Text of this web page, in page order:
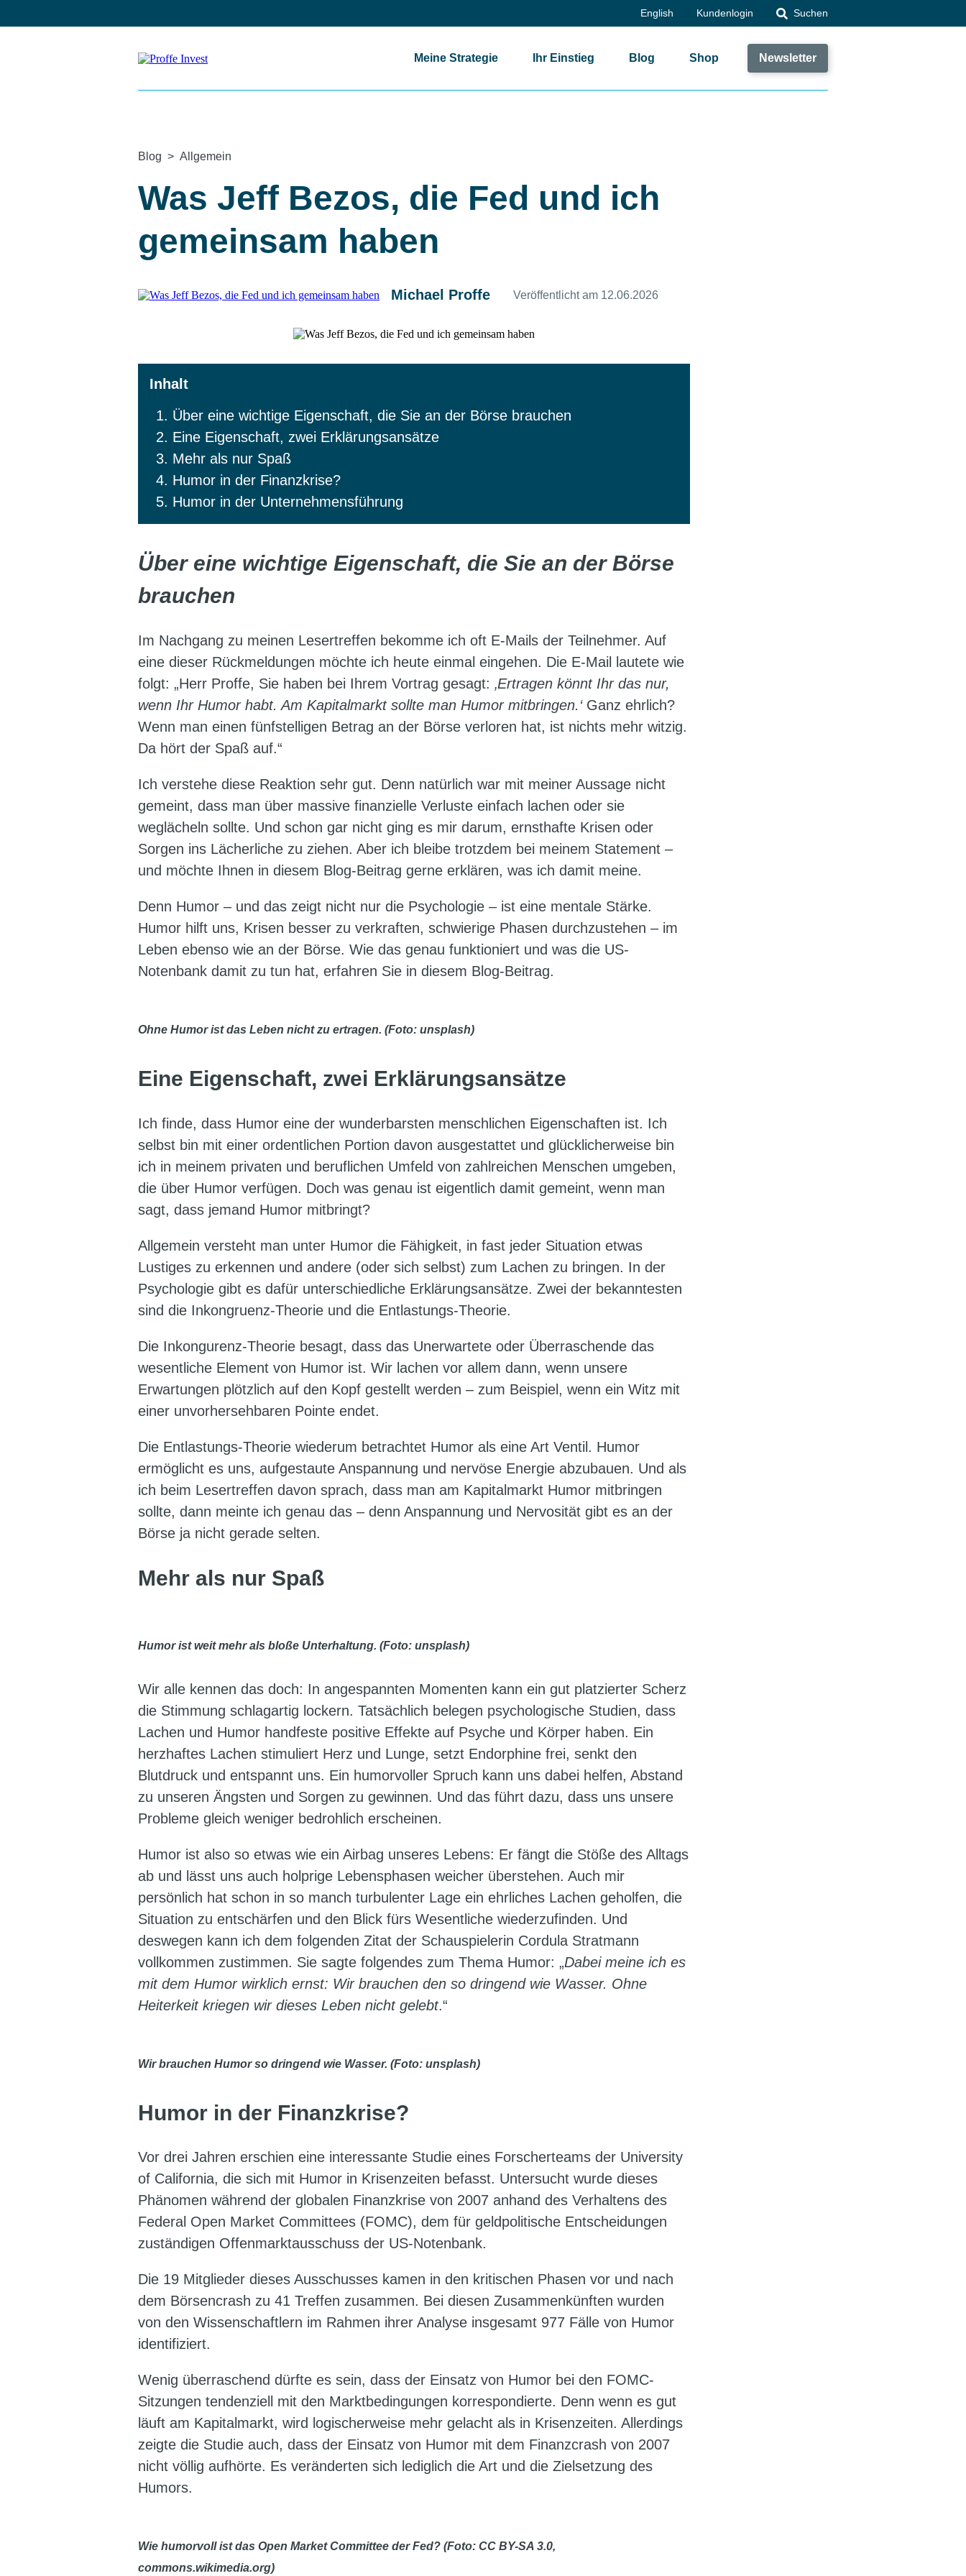
English Kundenlogin Suchen
Meine Strategie Ihr Einstieg Blog Shop Newsletter
Home
Blog Allgemein
Was Jeff Bezos, die Fed und ich
gemeinsam haben
Michael Proffe Veröffentlicht am 12.06.2026
Über eine wichtige Eigenschaft, die Sie an der Börse brauchen
Eine Eigenschaft, zwei Erklärungsansätze
Mehr als nur Spaß
Humor in der Finanzkrise?
Humor in der Unternehmensführung
Über eine wichtige Eigenschaft, die Sie an der Börse
brauchen
Im Nachgang zu meinen Lesertreffen bekomme ich oft E-Mails der Teilnehmer. Auf
eine dieser Rückmeldungen möchte ich heute einmal eingehen. Die E-Mail lautete wie
folgt: „Herr Proffe, Sie haben bei Ihrem Vortrag gesagt: ‚Ertragen könnt Ihr das nur,
wenn Ihr Humor habt. Am Kapitalmarkt sollte man Humor mitbringen.‘Ganz ehrlich?
Wenn man einen fünfstelligen Betrag an der Börse verloren hat, ist nichts mehr witzig.
Da hört der Spaß auf.“
Ich verstehe diese Reaktion sehr gut. Denn natürlich war mit meiner Aussage nicht
gemeint, dass man über massive finanzielle Verluste einfach lachen oder sie
weglächeln sollte. Und schon gar nicht ging es mir darum, ernsthafte Krisen oder
Sorgen ins Lächerliche zu ziehen. Aber ich bleibe trotzdem bei meinem Statement –
und möchte Ihnen in diesem Blog-Beitrag gerne erklären, was ich damit meine.
Denn Humor – und das zeigt nicht nur die Psychologie – ist eine mentale Stärke.
Humor hilft uns, Krisen besser zu verkraften, schwierige Phasen durchzustehen – im
Leben ebenso wie an der Börse. Wie das genau funktioniert und was die US-
Notenbank damit zu tun hat, erfahren Sie in diesem Blog-Beitrag.
Ohne Humor ist das Leben nicht zu ertragen. (Foto: unsplash)
Eine Eigenschaft, zwei Erklärungsansätze
Ich finde, dass Humor eine der wunderbarsten menschlichen Eigenschaften ist. Ich
selbst bin mit einer ordentlichen Portion davon ausgestattet und glücklicherweise bin
ich in meinem privaten und beruflichen Umfeld von zahlreichen Menschen umgeben,
die über Humor verfügen. Doch was genau ist eigentlich damit gemeint, wenn man
sagt, dass jemand Humor mitbringt?
Allgemein versteht man unter Humor die Fähigkeit, in fast jeder Situation etwas
Lustiges zu erkennen und andere (oder sich selbst) zum Lachen zu bringen. In der
Psychologie gibt es dafür unterschiedliche Erklärungsansätze. Zwei der bekanntesten
sind die Inkongruenz-Theorie und die Entlastungs-Theorie.
Die Inkongurenz-Theorie besagt, dass das Unerwartete oder Überraschende das
wesentliche Element von Humor ist. Wir lachen vor allem dann, wenn unsere
Erwartungen plötzlich auf den Kopf gestellt werden – zum Beispiel, wenn ein Witz mit
einer unvorhersehbaren Pointe endet.
Die Entlastungs-Theorie wiederum betrachtet Humor als eine Art Ventil. Humor
ermöglicht es uns, aufgestaute Anspannung und nervöse Energie abzubauen. Und als
ich beim Lesertreffen davon sprach, dass man am Kapitalmarkt Humor mitbringen
sollte, dann meinte ich genau das – denn Anspannung und Nervosität gibt es an der
Börse ja nicht gerade selten.
Mehr als nur Spaß
Humor ist weit mehr als bloße Unterhaltung. (Foto: unsplash)
Wir alle kennen das doch: In angespannten Momenten kann ein gut platzierter Scherz
die Stimmung schlagartig lockern. Tatsächlich belegen psychologische Studien, dass
Lachen und Humor handfeste positive Effekte auf Psyche und Körper haben. Ein
herzhaftes Lachen stimuliert Herz und Lunge, setzt Endorphine frei, senkt den
Blutdruck und entspannt uns. Ein humorvoller Spruch kann uns dabei helfen, Abstand
zu unseren Ängsten und Sorgen zu gewinnen. Und das führt dazu, dass uns unsere
Probleme gleich weniger bedrohlich erscheinen.
Humor ist also so etwas wie ein Airbag unseres Lebens: Er fängt die Stöße des Alltags
ab und lässt uns auch holprige Lebensphasen weicher überstehen. Auch mir
persönlich hat schon in so manch turbulenter Lage ein ehrliches Lachen geholfen, die
Situation zu entschärfen und den Blick fürs Wesentliche wiederzufinden. Und
deswegen kann ich dem folgenden Zitat der Schauspielerin Cordula Stratmann
vollkommen zustimmen. Sie sagte folgendes zum Thema Humor: „Dabei meine ich es
mit dem Humor wirklich ernst: Wir brauchen den so dringend wie Wasser. Ohne
Heiterkeit kriegen wir dieses Leben nicht gelebt.“
Wir brauchen Humor so dringend wie Wasser. (Foto: unsplash)
Humor in der Finanzkrise?
Vor drei Jahren erschien eine interessante Studie eines Forscherteams der University
of California, die sich mit Humor in Krisenzeiten befasst. Untersucht wurde dieses
Phänomen während der globalen Finanzkrise von 2007 anhand des Verhaltens des
Federal Open Market Committees (FOMC), dem für geldpolitische Entscheidungen
zuständigen Offenmarktausschuss der US-Notenbank.
Die 19 Mitglieder dieses Ausschusses kamen in den kritischen Phasen vor und nach
dem Börsencrash zu 41 Treffen zusammen. Bei diesen Zusammenkünften wurden
von den Wissenschaftlern im Rahmen ihrer Analyse insgesamt 977 Fälle von Humor
identifiziert.
Wenig überraschend dürfte es sein, dass der Einsatz von Humor bei den FOMC-
Sitzungen tendenziell mit den Marktbedingungen korrespondierte. Denn wenn es gut
läuft am Kapitalmarkt, wird logischerweise mehr gelacht als in Krisenzeiten. Allerdings
zeigte die Studie auch, dass der Einsatz von Humor mit dem Finanzcrash von 2007
nicht völlig aufhörte. Es veränderten sich lediglich die Art und die Zielsetzung des
Humors.
Wie humorvoll ist das Open Market Committee der Fed? (Foto: CC BY-SA 3.0,
commons.wikimedia.org)